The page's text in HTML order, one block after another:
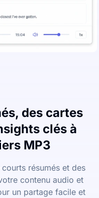
des cartes
clés à
MP3
résumés et des
contenu audio et
un partage facile et